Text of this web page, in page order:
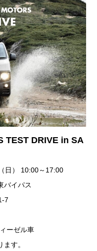
TEST DRIVE in SA
日） 10:00～17:00
バイパス
7
ーゼル車
す。